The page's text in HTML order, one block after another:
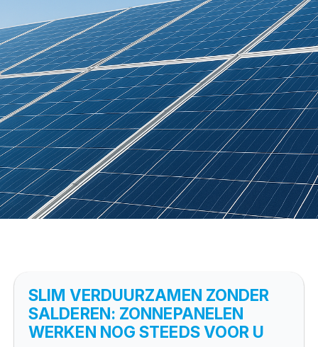
SLIM VERDUURZAMEN ZONDER
SALDEREN: ZONNEPANELEN
WERKEN NOG STEEDS VOOR U